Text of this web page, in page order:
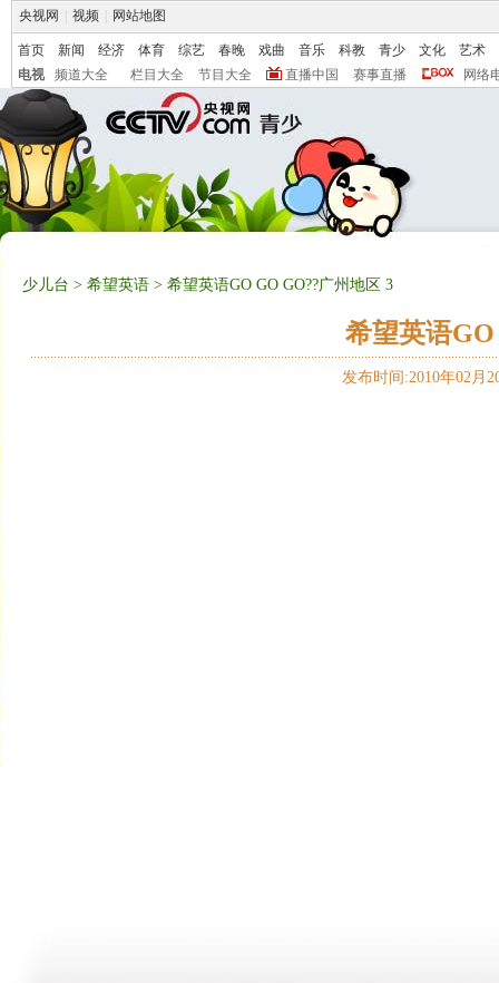
央视网 视频 网站地图
首页 新闻 经济 体育 综艺 春晚 戏曲 音乐 科教 青少 文化
艺术
电视
频道大全 栏目大全 节目大全 直播中国 赛事直播 网络
少儿台 > 希望英语 > 希望英语GO GO GO??广州地区 3
希望英语
发布时间:2010年02月